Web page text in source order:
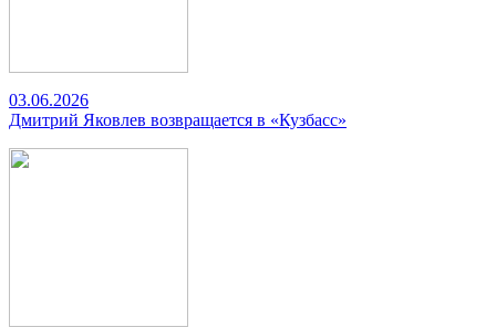
03.06.2026
Дмитрий Яковлев возвращается в «Кузбасс»